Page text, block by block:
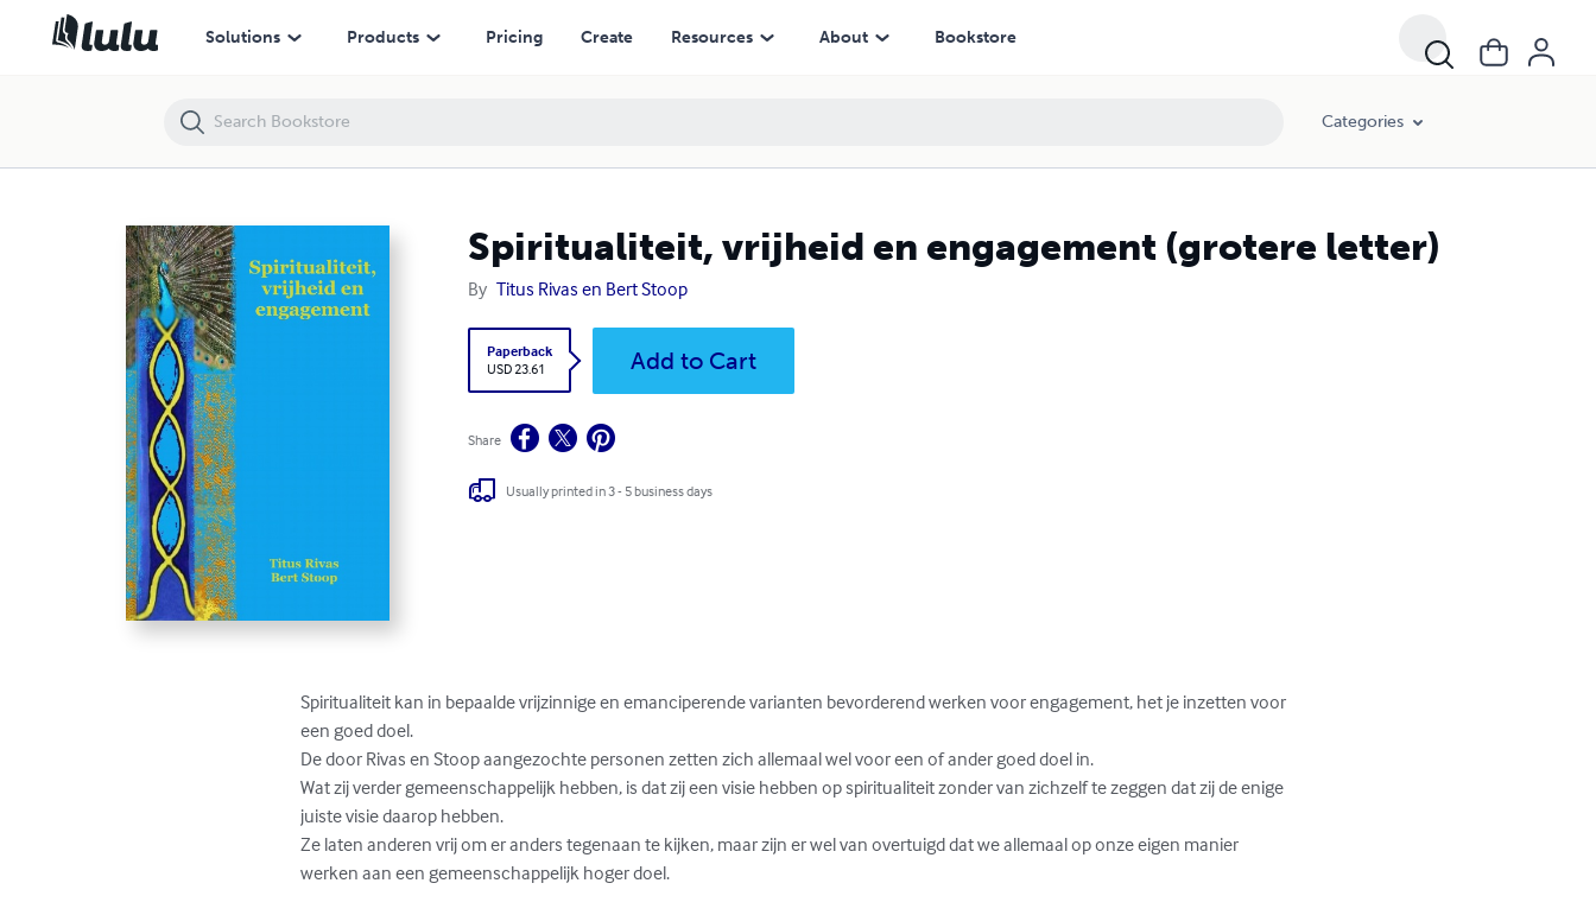
Solutions Products Pricing Create Resources About Bookstore
Categories
Spiritualiteit, vrijheid en engagement (grotere letter)
By Titus Rivas en Bert Stoop
Paperback
USD 23.61
Add to Cart
Share
Usually printed in 3 - 5 business days
Spiritualiteit kan in bepaalde vrijzinnige en emanciperende varianten bevorderend werken voor engagement, het je inzetten voor
een goed doel.
De door Rivas en Stoop aangezochte personen zetten zich allemaal wel voor een of ander goed doel in.
Wat zij verder gemeenschappelijk hebben, is dat zij een visie hebben op spiritualiteit zonder van zichzelf te zeggen dat zij de enige
juiste visie daarop hebben.
Ze laten anderen vrij om er anders tegenaan te kijken, maar zijn er wel van overtuigd dat we allemaal op onze eigen manier
werken aan een gemeenschappelijk hoger doel.
Spiritualiteit, vrijheid en engagement (grotere letter)